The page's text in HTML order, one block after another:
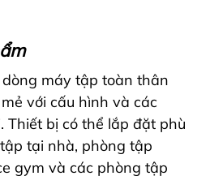
dòng máy tập toàn thân
với cấu hình và các
Thiết bị có thể lắp đặt phù
tại nhà, phòng tập
gym và các phòng tập